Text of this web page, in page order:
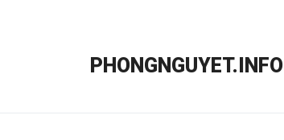
PHONGNGUYET.INFO